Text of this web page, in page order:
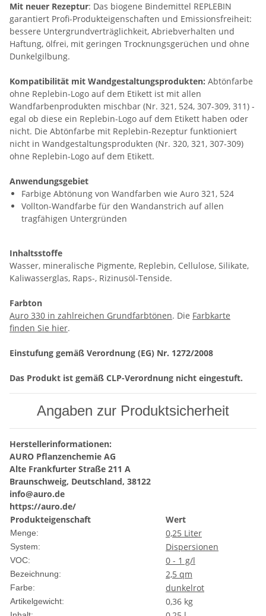
Mit neuer Rezeptur: Das biogene Bindemittel REPLEBIN
garantiert Profi-Produkteigenschaften und Emissionsfreiheit:
bessere Untergrundverträglichkeit, Abriebverhalten und
Haftung, ölfrei, mit geringen Trocknungsgerüchen und ohne
Dunkelgilbung.
Kompatibilität mit Wandgestaltungsprodukten: Abtönfarbe
ohne Replebin-Logo auf dem Etikett ist mit allen
Wandfarbenprodukten mischbar (Nr. 321, 524, 307-309, 311) -
egal ob diese ein Replebin-Logo auf dem Etikett haben oder
nicht. Die Abtönfarbe mit Replebin-Rezeptur funktioniert
nicht in Wandgestaltungsprodukten (Nr. 320, 321, 307-309)
ohne Replebin-Logo auf dem Etikett.
Anwendungsgebiet
Farbige Abtönung von Wandfarben wie Auro 321, 524
Vollton-Wandfarbe für den Wandanstrich auf allen
tragfähigen Untergründen
Inhaltsstoffe
Wasser, mineralische Pigmente, Replebin, Cellulose, Silikate,
Kaliwasserglas, Raps-, Rizinusöl-Tenside.
Farbton
Auro 330 in zahlreichen Grundfarbtönen. Die Farbkarte
finden Sie hier.
Einstufung gemäß Verordnung (EG) Nr. 1272/2008
Das Produkt ist gemäß CLP-Verordnung nicht eingestuft.
Angaben zur Produktsicherheit
Herstellerinformationen:
AURO Pflanzenchemie AG
Alte Frankfurter Straße 211 A
Braunschweig, Deutschland, 38122
info@auro.de
https://auro.de/
Produkteigenschaft
Wert
Menge: 0,25 Liter
System: Dispersionen
VOC: 0 - 1 g/l
Bezeichnung: 2,5 qm
Farbe: dunkelrot
Artikelgewicht: 0,36 kg